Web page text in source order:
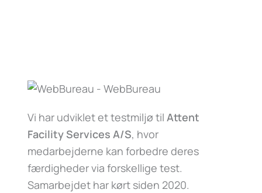
Vi har udviklet et testmiljø til Attent
Facility Services A/S, hvor
medarbejderne kan forbedre deres
færdigheder via forskellige test.
Samarbejdet har kørt siden 2020.